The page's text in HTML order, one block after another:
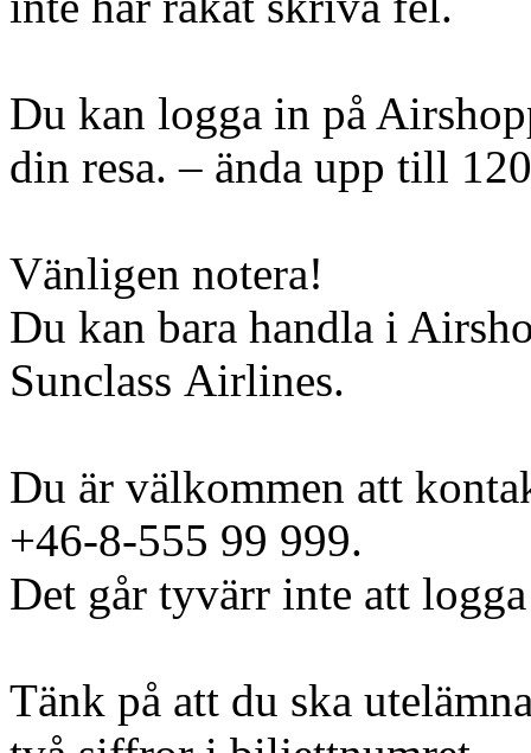
Du kan logga in på
din resa. – ända upp till
Vänligen notera!
Du kan bara handla i
Sunclass Airlines.
Du är välkommen att
+46-8-555 99 999.
Det går tyvärr inte att
Tänk på att du ska